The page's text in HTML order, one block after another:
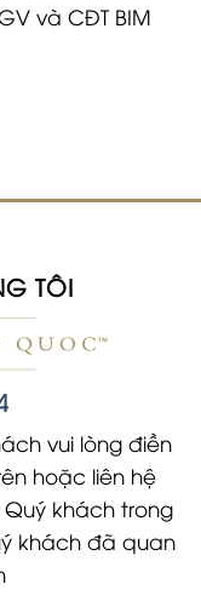
và CĐT BIM
TÔI
vui lòng điền
hoặc liên hệ
khách trong
khách đã quan